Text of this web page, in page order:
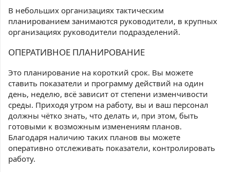
В небольших организациях тактическим
планированием занимаются руководители, в крупных
организациях руководители подразделений.
ОПЕРАТИВНОЕ ПЛАНИРОВАНИЕ
Это планирование на короткий срок. Вы можете
ставить показатели и программу действий на один
день, неделю, всё зависит от степени изменчивости
среды. Приходя утром на работу, вы и ваш персонал
должны чётко знать, что делать и, при этом, быть
готовыми к возможным изменениям планов.
Благодаря наличию таких планов вы можете
оперативно отслеживать показатели, контролировать
работу.